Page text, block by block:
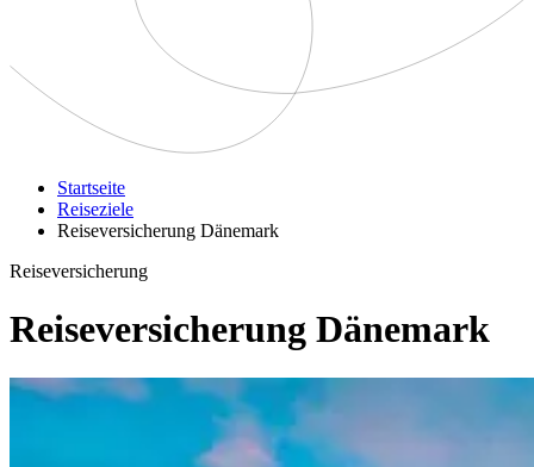
Startseite
Reiseziele
Reiseversicherung Dänemark
Reiseversicherung
Reiseversicherung Dänemark